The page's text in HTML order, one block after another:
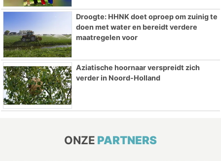
Droogte: HHNK doet oproep om zuinig te
doen met water en bereidt verdere
maatregelen voor
Aziatische hoornaar verspreidt zich
verder in Noord-Holland
ONZE PARTNERS